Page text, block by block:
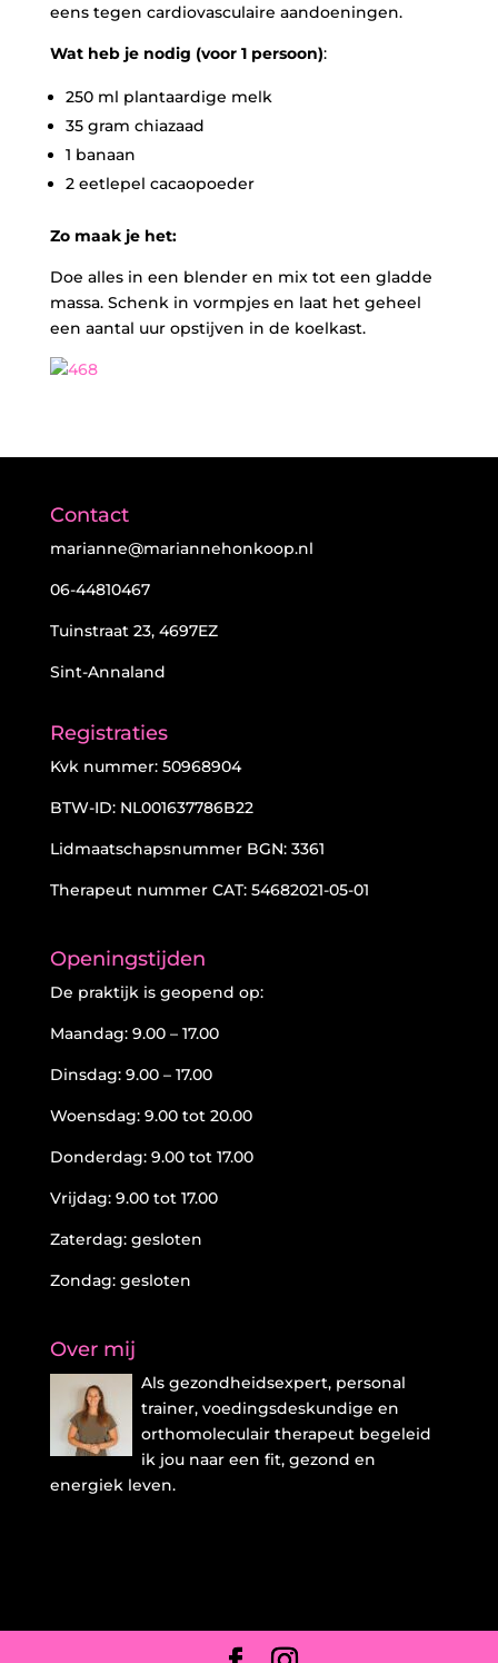
eens tegen cardiovasculaire aandoeningen.
Wat heb je nodig (voor 1 persoon):
250 ml plantaardige melk
35 gram chiazaad
1 banaan
2 eetlepel cacaopoeder
Zo maak je het:
Doe alles in een blender en mix tot een gladde
massa. Schenk in vormpjes en laat het geheel
een aantal uur opstijven in de koelkast.
Contact
marianne@mariannehonkoop.nl
06-44810467
Tuinstraat 23, 4697EZ
Sint-Annaland
Registraties
Kvk nummer: 50968904
BTW-ID: NL001637786B22
Lidmaatschapsnummer BGN: 3361
Therapeut nummer CAT: 54682021-05-01
Openingstijden
De praktijk is geopend op:
Maandag: 9.00 – 17.00
Dinsdag: 9.00 – 17.00
Woensdag: 9.00 tot 20.00
Donderdag: 9.00 tot 17.00
Vrijdag: 9.00 tot 17.00
Zaterdag: gesloten
Zondag: gesloten
Over mij
Als gezondheidsexpert, personal
trainer, voedingsdeskundige en
orthomoleculair therapeut begeleid
ik jou naar een fit, gezond en
energiek leven.